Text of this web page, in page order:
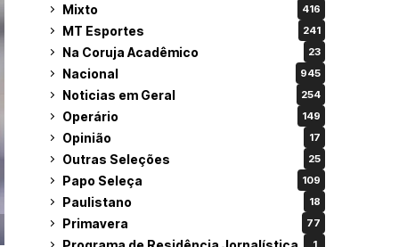
Mixto 416
MT Esportes 241
Na Coruja Acadêmico 23
Nacional 945
Noticias em Geral 254
Operário 149
Opinião 17
Outras Seleções 25
Papo Seleça 109
Paulistano 18
Primavera 77
1